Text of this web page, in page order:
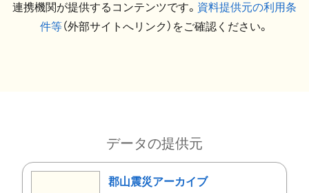
連携機関が提供するコンテンツです。 資料提供元の利用条
件等（外部サイトへリンク）をご確認ください。
データの提供元
郡山震災アーカイブ